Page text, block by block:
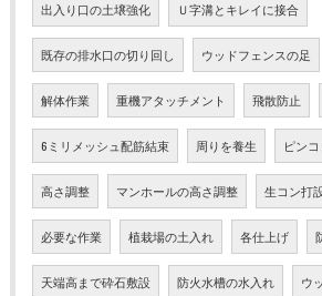
出入り口の土壌強化 Ｕ字溝とキレイに接合
既存の排水口の切り回し ウッドフェンスの足
解体作業 重機アタッチメント 飛散防止
6ミリメッシュ配筋結束 周りを養生 ピン
高さ調整 マンホールの高さ調整 生コン打
必要な作業 植栽場の土入れ 各仕上げ
天端高まで砕石敷設 防火水槽の水入れ ウ